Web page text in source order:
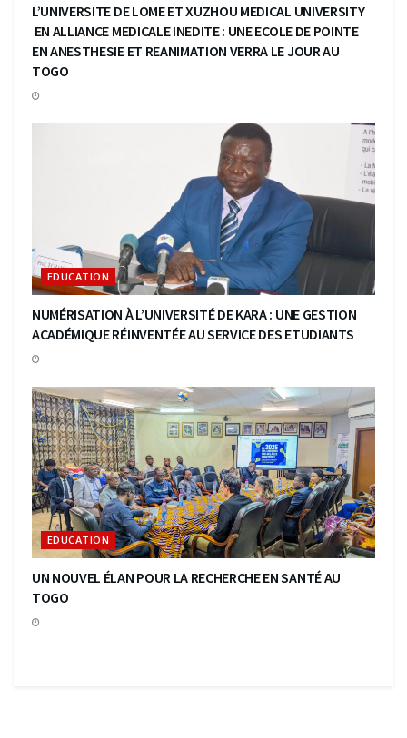
L’UNIVERSITE DE LOME ET XUZHOU MEDICAL UNIVERSITY
EN ALLIANCE MEDICALE INEDITE : UNE ECOLE DE POINTE
EN ANESTHESIE ET REANIMATION VERRA LE JOUR AU
TOGO
EDUCATION
NUMÉRISATION À L’UNIVERSITÉ DE KARA : UNE GESTION
ACADÉMIQUE RÉINVENTÉE AU SERVICE DES ETUDIANTS
EDUCATION
UN NOUVEL ÉLAN POUR LA RECHERCHE EN SANTÉ AU
TOGO